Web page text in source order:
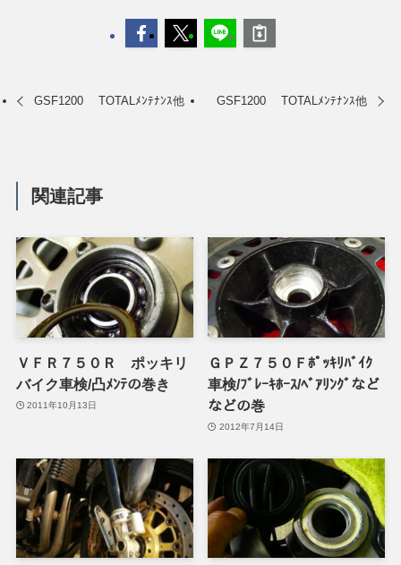
GSF1200 TOTALﾒﾝﾃﾅﾝｽ他 GSF1200 TOTALﾒﾝﾃﾅﾝｽ他
関連記事
ＶＦＲ７５０Ｒ ポッキリ
バイク車検/凸ﾒﾝﾃの巻き
2011年10月13日
ＧＰＺ７５０Ｆﾎﾟｯｷﾘﾊﾞｲｸ
車検/ﾌﾞﾚｰｷﾎｰｽ/ﾍﾞｱﾘﾝｸﾞなど
などの巻
2012年7月14日